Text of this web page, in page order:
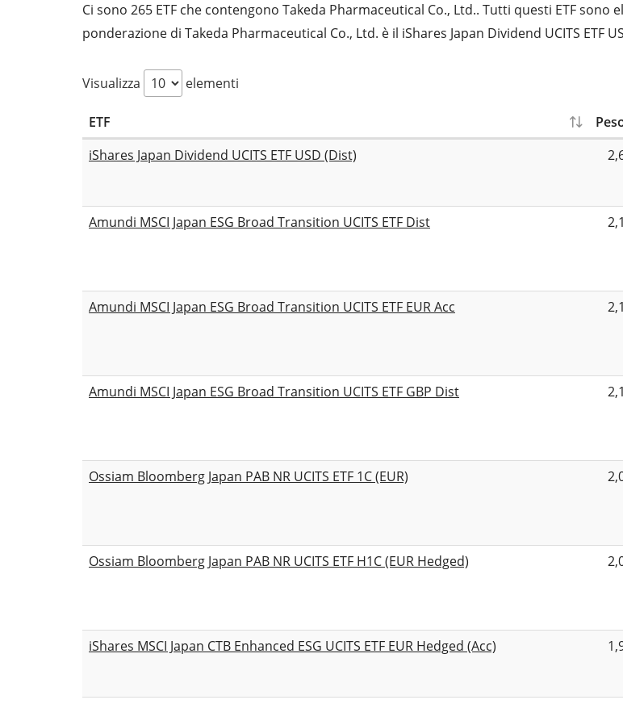
Ci sono 265 ETF che contengono Takeda Pharmaceutical Co., Ltd.. Tutti questi ETF
ponderazione di Takeda Pharmaceutical Co., Ltd. è il iShares Japan Dividend UCITS ETF
Visualizza elementi
ETF
iShares Japan Dividend UCITS ETF USD (Dist)
Amundi MSCI Japan ESG Broad Transition UCITS ETF Dist
Amundi MSCI Japan ESG Broad Transition UCITS ETF EUR Acc
Amundi MSCI Japan ESG Broad Transition UCITS ETF GBP Dist
Ossiam Bloomberg Japan PAB NR UCITS ETF 1C (EUR)
Ossiam Bloomberg Japan PAB NR UCITS ETF H1C (EUR Hedged)
iShares MSCI Japan CTB Enhanced ESG UCITS ETF EUR Hedged (Acc)